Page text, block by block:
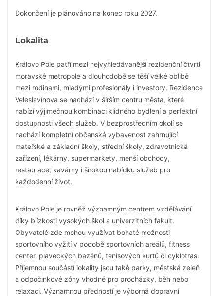
Dokončení je plánováno na konec roku 2027.
Lokalita
Královo Pole patří mezi nejvyhledávanější rezidenční čtvrti
moravské metropole a dlouhodobě se těší velké oblibě
mezi rodinami, mladými profesionály i investory. Rezidence
Veleslavínova se nachází v širším centru města, které
nabízí výjimečnou kombinaci klidného bydlení a perfektní
dostupnosti všech služeb. V bezprostředním okolí se
nachází kompletní občanská vybavenost zahrnující
mateřské a základní školy, střední školy, zdravotnická
zařízení, lékárny, supermarkety, menší obchody,
restaurace, kavárny i širokou nabídku služeb pro
každodenní život.
Královo Pole je rovněž významným centrem vzdělávání
díky blízkosti vysokých škol a univerzitních fakult.
Obyvatelé zde mohou využívat bohaté možnosti
sportovního vyžití v podobě sportovních areálů, fitness
center, plaveckých bazénů, tenisových kurtů či cyklotras.
Příjemnou součástí lokality jsou také parky, městská zeleň
a odpočinkové zóny vhodné pro procházky, běh nebo
relaxaci. Významnou předností je výborná dopravní